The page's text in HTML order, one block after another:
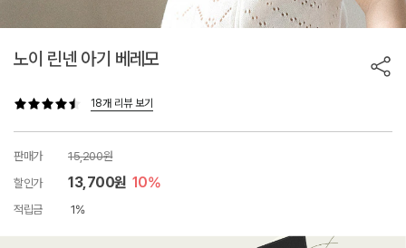
노이 린넨 아기 베레모
18개 리뷰 보기
판매가
15,200원
할인가
13,700원 10%
적립금 1%